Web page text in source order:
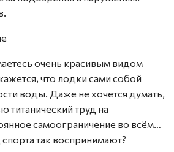
очень красивым видом
что лодки сами собой
воды. Даже не хочется думать,
титанический труд на
самоограничение во всём…
так воспринимают?